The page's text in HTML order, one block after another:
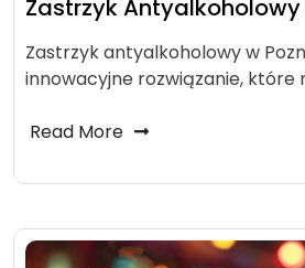
Zastrzyk Antyalkoholowy
Zastrzyk antyalkoholowy w
innowacyjne rozwiązanie, które
Read More